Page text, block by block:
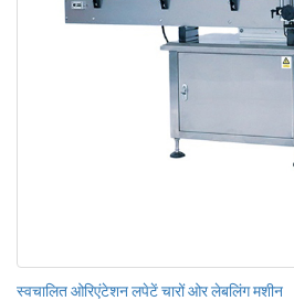
स्वचालित ओरिएंटेशन लपेटें चारों ओर लेबलिंग मशीन